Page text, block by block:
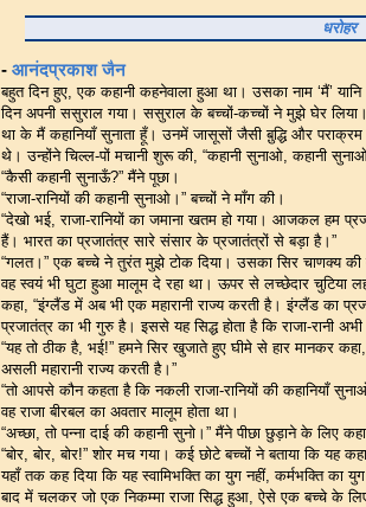
धरोहर
- आनंदप्रकाश जैन
बहुत दिन हुए, एक कहानी कहनेवाला हुआ था। उसका नाम ‘मैं’
दिन अपनी ससुराल गया। ससुराल के बच्चों-कच्चों ने मुझे घेर
था के मैं कहानियाँ सुनाता हूँ। उनमें जासूसों जैसी बु़द्धि और
थे। उन्होंने चिल्ल-पों मचानी शुरू की, “कहानी सुनाओ, कहानी
“कैसी कहानी सुनाऊँ?” मैंने पूछा।
“राजा-रानियों की कहानी सुनाओ।” बच्चों ने माँग की।
“देखो भई, राजा-रानियों का जमाना खतम हो गया। आजकल हम
हैं। भारत का प्रजातंत्र सारे संसार के प्रजातंत्रों से बड़ा है।”
“गलत।” एक बच्चे ने तुरंत मुझे टोक दिया। उसका सिर चाणक्य
वह स्वयं भी घुटा हुआ मालूम दे रहा था। ऊपर से लच्छेदार चुटिया
कहा, “इंग्लैंड में अब भी एक महारानी राज्य करती है। इंग्लैंड का
प्रजातंत्र का भी गुरु है। इससे यह सिद्ध होता है कि राजा-रानी
“यह तो ठीक है, भई!” हमने सिर खुजाते हुए घीमे से हार मानकर कहा,
असली महारानी राज्य करती है।”
“तो आपसे कौन कहता है कि नकली राजा-रानियों की कहानियाँ
वह राजा बीरबल का अवतार मालूम होता था।
“अच्छा, तो पन्ना दाई की कहानी सुनो।” मैंने पीछा छुड़ाने के लिए
“बोर, बोर, बोर!” शोर मच गया। कई छोटे बच्चों ने बताया कि यह
यहाँ तक कह दिया कि यह स्वामिभक्ति का युग नहीं, कर्मभक्ति
बाद में चलकर जो एक निकम्मा राजा सिद्ध हुआ, ऐसे एक बच्चे के